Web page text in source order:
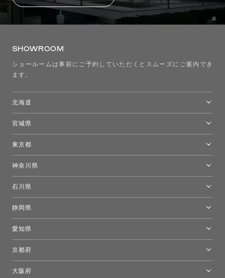
SHOWROOM
ショールームは事前にご予約していただくとスムーズにご案内でき
ます。
北海道
宮城県
東京都
モーイ東京
キーブー東京
FLOS｜フロスデザインスペース青山
神奈川県
石川県
静岡県
愛知県
京都府
大阪府